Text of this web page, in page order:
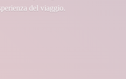
del viaggio.